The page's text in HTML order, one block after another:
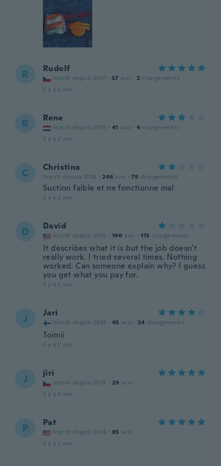
R Rudolf
Inscrit depuis 2017 · 37 avis · 2 chargements
il y a 2 ans
R Rene
Inscrit depuis 2015 · 41 avis · 4 chargements
il y a 2 ans
C Christina
Inscrit depuis 2018 · 246 avis · 79 chargements
Suction faible et ne fonctionne mal
il y a 2 ans
D David
Inscrit depuis 2015 · 140 avis · 113 chargements
It describes what it is but the job doesn't
really work. I tried several times. Nothing
worked. Can someone explain why? I guess
you get what you pay for.
il y a 2 ans
J Jari
Inscrit depuis 2023 · 45 avis · 24 chargements
Toimii
il y a 2 ans
J jiri
Inscrit depuis 2018 · 29 avis
il y a 2 ans
P Pat
Inscrit depuis 2014 · 85 avis
il y a 2 ans